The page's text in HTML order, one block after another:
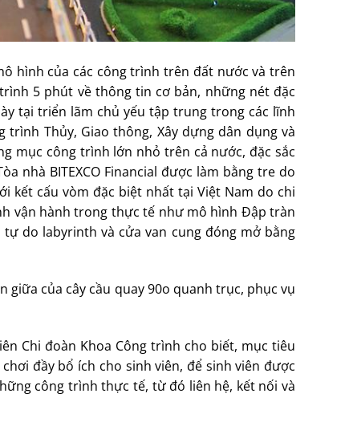
hình của các công trình trên đất nước và trên
5 phút về thông tin cơ bản, những nét đặc
tại triển lãm chủ yếu tập trung trong các lĩnh
Thủy, Giao thông, Xây dựng dân dụng và
mục công trình lớn nhỏ trên cả nước, đặc sắc
nhà BITEXCO Financial được làm bằng tre do
kết cấu vòm đặc biệt nhất tại Việt Nam do chi
vận hành trong thực tế như mô hình Đập tràn
do labyrinth và cửa van cung đóng mở bằng
giữa của cây cầu quay 90o quanh trục, phục vụ
Chi đoàn Khoa Công trình cho biết, mục tiêu
đầy bổ ích cho sinh viên, để sinh viên được
công trình thực tế, từ đó liên hệ, kết nối và